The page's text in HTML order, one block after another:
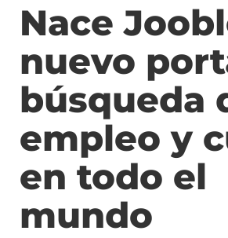
Nace
nuevo
búsqueda
empleo y
en todo el
mundo